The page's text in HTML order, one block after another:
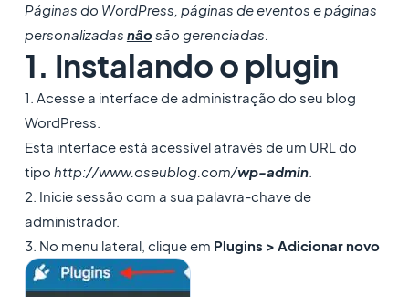
Páginas do WordPress, páginas de eventos e páginas
personalizadas nãosão gerenciadas.
1. Instalando o plugin
1. Acesse a interface de administração do seu blog
WordPress.
Esta interface está acessível através de um URL do
tipo http://www.oseublog.com/wp-admin.
2. Inicie sessão com a sua palavra-chave de
administrador.
3. No menu lateral, clique em Plugins > Adicionar novo